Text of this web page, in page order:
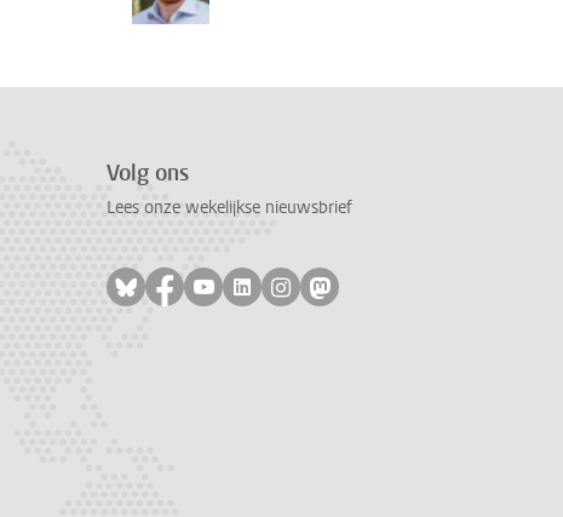
Volg ons
Lees onze wekelijkse nieuwsbrief
Volg ons op bluesky
Volg ons op facebook
Volg ons op youtube
Volg ons op linkedin
Volg ons op instagram
Volg ons op mastodon